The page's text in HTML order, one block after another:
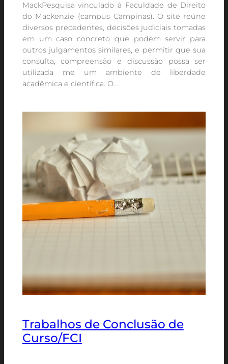
MackPesquisa vinculado à Faculdade de Direito
do Mackenzie (campus Campinas). O site reúne
diversos precedentes, decisões judiciais tomadas
em um caso concreto que podem servir para
outros julgamentos similares, e permitir que sua
consulta, compreensão e discussão possa ser
utilizada me um ambiente de liberdade
acadêmica e científica. O…
Trabalhos de Conclusão de
Curso/FCI